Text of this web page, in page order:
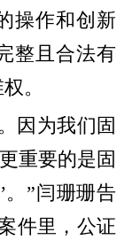
操作和创新
整且合法有
。
因为我们固
重要的是固
。”闫珊珊告
件里，公证